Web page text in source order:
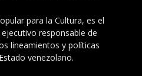
para la Cultura, es el
responsable de
lineamientos y políticas
venezolano.